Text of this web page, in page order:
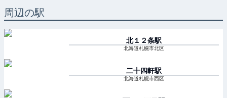
周辺の駅
北１２条駅
北海道札幌市北区
二十四軒駅
北海道札幌市西区